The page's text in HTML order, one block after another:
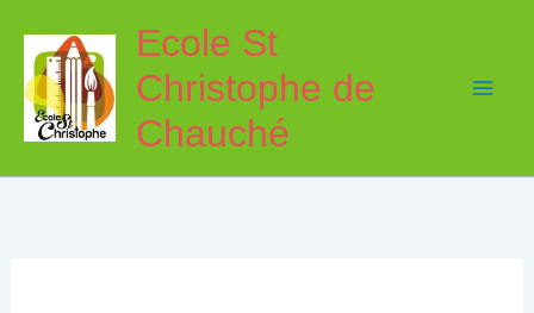
contenu
Ecole St
Christophe de
Chauché